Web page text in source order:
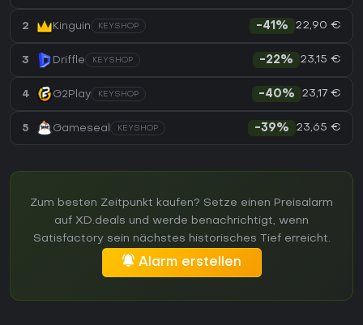
2 Kinguin KEYSHOP -41% 22,90 €
3 Driffle KEYSHOP -22% 23,15 €
4 G2Play KEYSHOP -40% 23,17 €
5 Gameseal KEYSHOP -39% 23,65 €
Zum besten Zeitpunkt kaufen? Setze einen Preisalarm
auf XD.deals und werde benachrichtigt, wenn
Satisfactory sein nächstes historisches Tief erreicht.
Alarm erstellen